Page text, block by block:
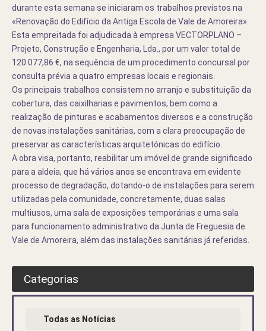
durante esta semana se iniciaram os trabalhos previstos na
«Renovação do Edifício da Antiga Escola de Vale de Amoreira».
Esta empreitada foi adjudicada à empresa VECTORPLANO –
Projeto, Construção e Engenharia, Lda., por um valor total de
120.077,86 €, na sequência de um procedimento concursal por
consulta prévia a quatro empresas locais e regionais.
Os principais trabalhos consistem no arranjo e substituição da
cobertura, das caixilharias e pavimentos, bem como a
realização de pinturas e acabamentos diversos e a construção
de novas instalações sanitárias, com a clara preocupação de
preservar as características arquitetónicas do edifício.
A obra visa, portanto, reabilitar um imóvel de grande significado
para a aldeia, que há vários anos se encontrava em evidente
processo de degradação, dotando-o de instalações para serem
utilizadas pela comunidade, concretamente, duas salas
multiusos, uma sala de exposições temporárias e uma sala
para funcionamento administrativo da Junta de Freguesia de
Vale de Amoreira, além das instalações sanitárias já referidas.
Categorias
Todas as Notícias